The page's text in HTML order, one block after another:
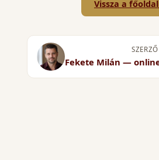
Vissza a
SZERZŐ
Fekete Milán —